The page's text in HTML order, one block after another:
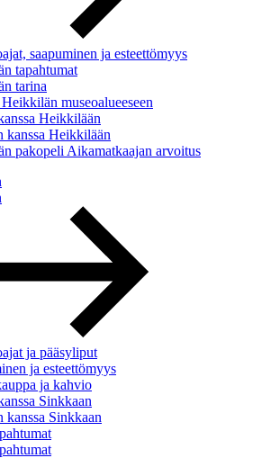
saapuminen ja esteettömyys
tapahtumat
tarina
museoalueeseen
Heikkilään
kanssa Heikkilään
pakopeli Aikamatkaajan arvoitus
ja pääsyliput
ja esteettömyys
ja kahvio
Sinkkaan
kanssa Sinkkaan